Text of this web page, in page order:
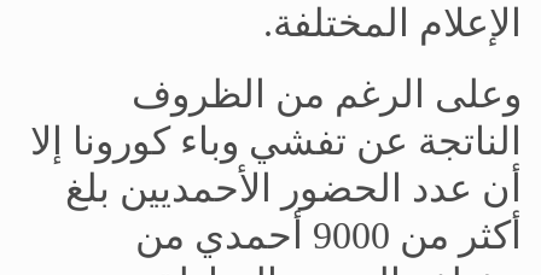
الإعلام المختلفة.
وعلى الرغم من الظروف
الناتجة عن تفشي وباء كورونا إلا
أن عدد الحضور الأحمديين بلغ
أكثر من 9000 أحمدي من